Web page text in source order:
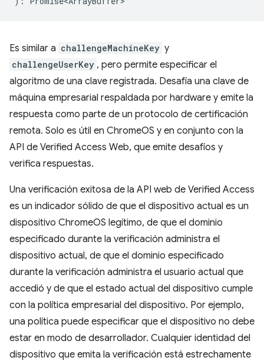
Es similar a challengeMachineKey y
challengeUserKey , pero permite especificar el
algoritmo de una clave registrada. Desafía una clave de
máquina empresarial respaldada por hardware y emite la
respuesta como parte de un protocolo de certificación
remota. Solo es útil en ChromeOS y en conjunto con la
API de Verified Access Web, que emite desafíos y
verifica respuestas.
Una verificación exitosa de la API web de Verified Access
es un indicador sólido de que el dispositivo actual es un
dispositivo ChromeOS legítimo, de que el dominio
especificado durante la verificación administra el
dispositivo actual, de que el dominio especificado
durante la verificación administra el usuario actual que
accedió y de que el estado actual del dispositivo cumple
con la política empresarial del dispositivo. Por ejemplo,
una política puede especificar que el dispositivo no debe
estar en modo de desarrollador. Cualquier identidad del
dispositivo que emita la verificación está estrechamente